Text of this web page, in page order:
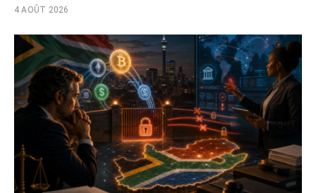
4 AOÛT 2026